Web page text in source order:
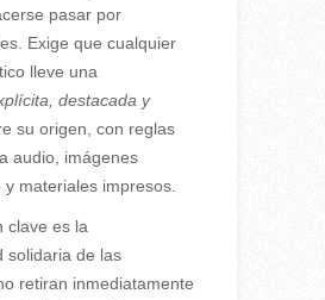
pasar por
Exige que cualquier
lleve una
destacada y
su origen, con reglas
audio, imágenes
materiales impresos.
clave es la
solidaria de las
retiran inmediatamente